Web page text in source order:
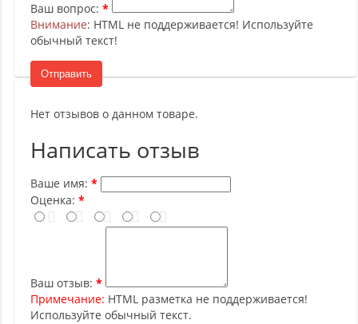
Ваш вопрос:
Внимание: HTML не поддерживается! Используйте
обычный текст!
Отправить
Нет отзывов о данном товаре.
Написать отзыв
Ваше имя:
Оценка:
Ваш отзыв:
Примечание: HTML разметка не поддерживается!
Используйте обычный текст.